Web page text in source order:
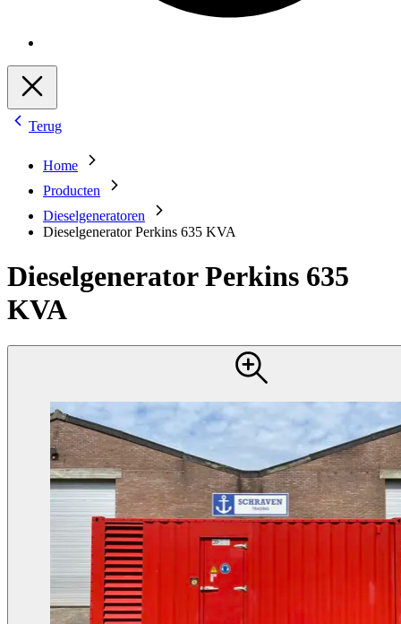
Terug
Home
Producten
Dieselgeneratoren
Dieselgenerator Perkins 635 KVA
Dieselgenerator Perkins 635
KVA